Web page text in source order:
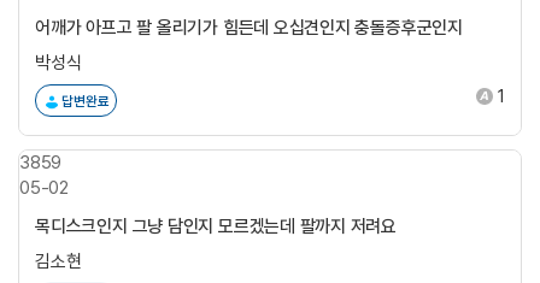
어깨가 아프고 팔 올리기가 힘든데 오십견인지 충돌증후군인지
박성식
답변완료 1
목디스크인지 그냥 담인지 모르겠는데 팔까지 저려요
김소현
3859
05-02